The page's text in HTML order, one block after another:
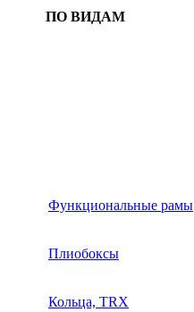
ПО ВИДАМ
Функциональные рамы
Плиобоксы
Кольца, TRX